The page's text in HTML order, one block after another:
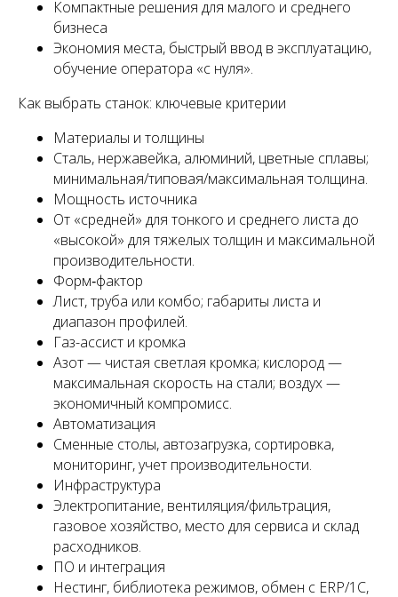
Компактные решения для малого и среднего
бизнеса
Экономия места, быстрый ввод в эксплуатацию,
обучение оператора «с нуля».
Как выбрать станок: ключевые критерии
Материалы и толщины
Сталь, нержавейка, алюминий, цветные сплавы;
минимальная/типовая/максимальная толщина.
Мощность источника
От «средней» для тонкого и среднего листа до
«высокой» для тяжелых толщин и максимальной
производительности.
Форм‑фактор
Лист, труба или комбо; габариты листа и
диапазон профилей.
Газ-ассист и кромка
Азот — чистая светлая кромка; кислород —
максимальная скорость на стали; воздух —
экономичный компромисс.
Автоматизация
Сменные столы, автозагрузка, сортировка,
мониторинг, учет производительности.
Инфраструктура
Электропитание, вентиляция/фильтрация,
газовое хозяйство, место для сервиса и склад
расходников.
ПО и интеграция
Нестинг, библиотека режимов, обмен с ERP/1C,